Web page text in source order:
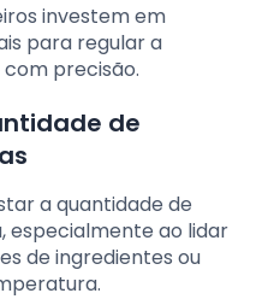
investem em
para regular a
precisão.
de
a quantidade de
especialmente ao lidar
de ingredientes ou